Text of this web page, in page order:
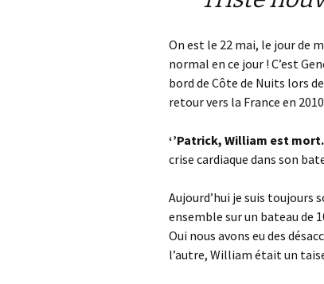
On est le 22 mai, le jour de
normal en ce jour ! C’est
bord de Côte de Nuits lors
retour vers la France en
‘’Patrick, William est
crise cardiaque dans son
Aujourd’hui je suis toujours
ensemble sur un bateau de
Oui nous avons eu des
l’autre, William était un